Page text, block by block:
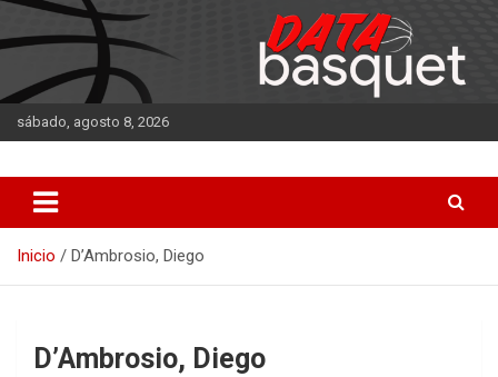
Saltar
al
contenido
sábado, agosto 8, 2026
DATA Basquet
Inicio D’Ambrosio, Diego
D’Ambrosio, Diego